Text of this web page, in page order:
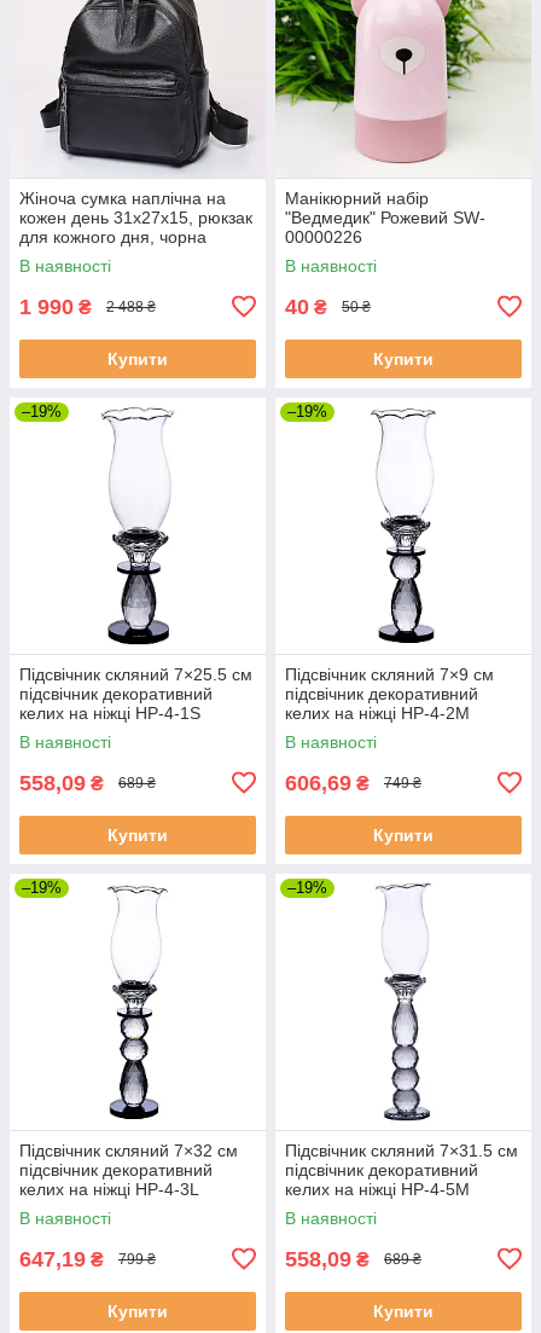
Жіноча сумка наплічна на
кожен день 31х27х15, рюкзак
для кожного дня, чорна
В наявності
1 990 ₴ 2 488 ₴
Купити
Манікюрний набір
"Ведмедик" Рожевий SW-
00000226
В наявності
40 ₴ 50 ₴
Купити
–19%
Підсвічник скляний 7×25.5 см
підсвічник декоративний
келих на ніжці HP-4-1S
В наявності
558,09 ₴ 689 ₴
Купити
–19%
Підсвічник скляний 7×9 см
підсвічник декоративний
келих на ніжці HP-4-2M
В наявності
606,69 ₴ 749 ₴
Купити
–19%
Підсвічник скляний 7×32 см
підсвічник декоративний
келих на ніжці HP-4-3L
В наявності
647,19 ₴ 799 ₴
Купити
–19%
Підсвічник скляний 7×31.5 см
підсвічник декоративний
келих на ніжці HP-4-5M
В наявності
558,09 ₴ 689 ₴
Купити